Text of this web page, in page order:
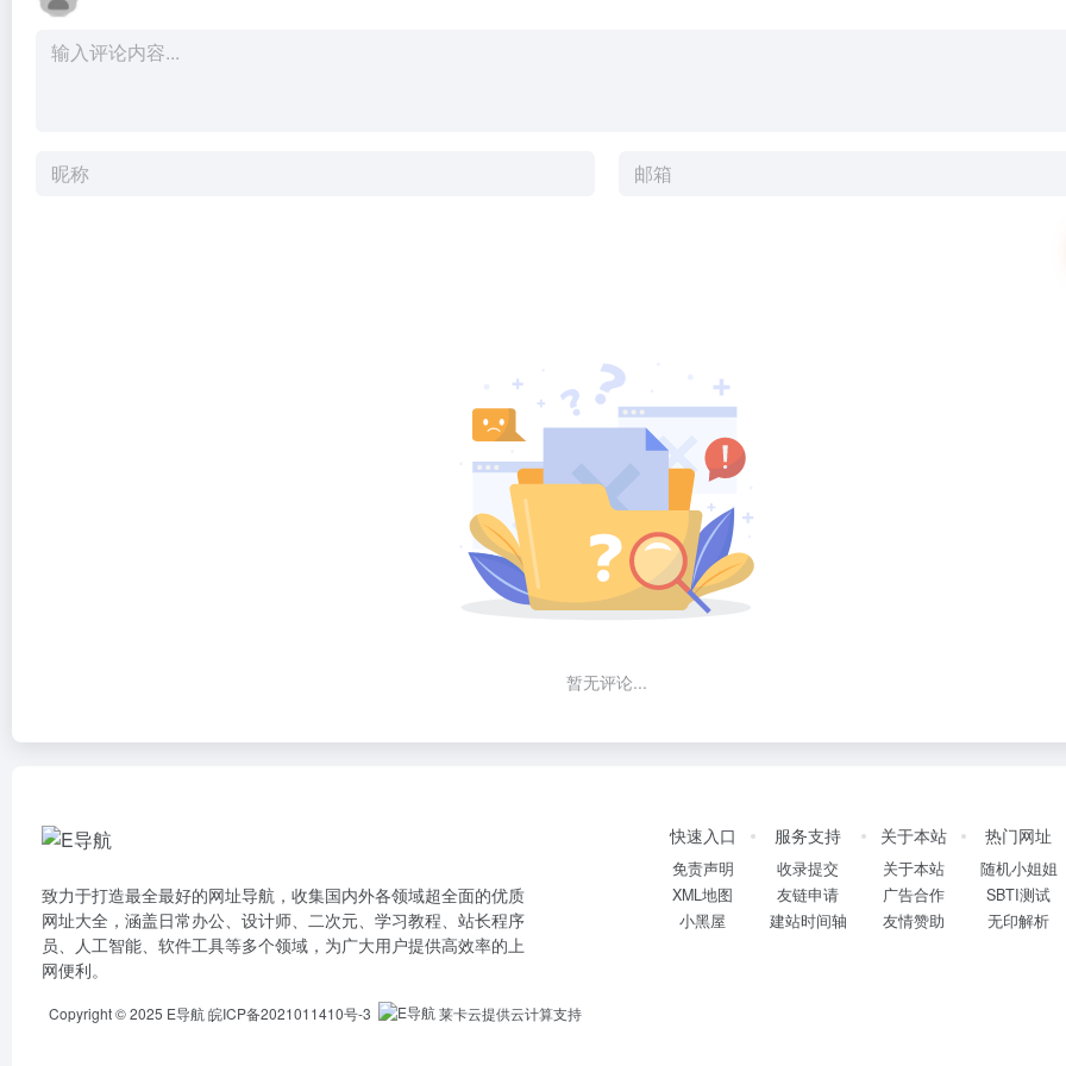
暂无评论...
致力于打造最全最好的网址导航，收集国内外各领域超全面的优质
网址大全，涵盖日常办公、设计师、二次元、学习教程、站长程序
员、人工智能、软件工具等多个领域，为广大用户提供高效率的上
网便利。
快速入口
免责声明
XML地图
小黑屋
服务支持
收录提交
友链申请
建站时间轴
关于本站
关于本站
广告合作
友情赞助
热门网址
随机小姐姐
SBTI测试
无印解析
Copyright © 2025 E导航皖ICP备2021011410号-3 莱卡云提供云计算支持